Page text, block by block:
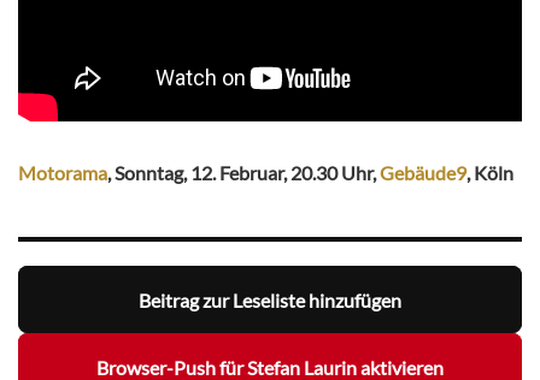
Motorama, Sonntag, 12. Februar, 20.30 Uhr,Gebäude9, Köln
Beitrag zur Leseliste hinzufügen
Browser-Push für Stefan Laurin aktivieren